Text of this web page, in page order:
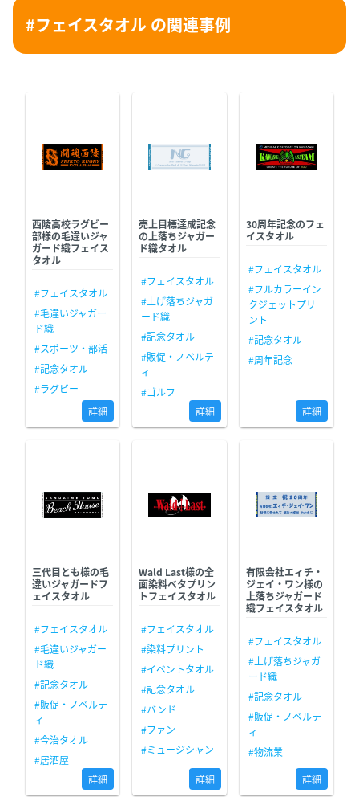
#フェイスタオル の関連事例
西陵高校ラグビー
部様の毛違いジャ
ガード織フェイス
タオル
#フェイスタオル
#毛違いジャガー
ド織
#スポーツ・部活
#記念タオル
#ラグビー
詳細
売上目標達成記念
の上落ちジャガー
ド織タオル
#フェイスタオル
#上げ落ちジャガ
ード織
#記念タオル
#販促・ノベルテ
ィ
#ゴルフ
詳細
30周年記念のフェ
イスタオル
#フェイスタオル
#フルカラーイン
クジェットプリ
ント
#記念タオル
#周年記念
詳細
三代目とも様の毛
違いジャガードフ
ェイスタオル
#フェイスタオル
#毛違いジャガー
ド織
#記念タオル
#販促・ノベルテ
ィ
#今治タオル
#居酒屋
詳細
Wald Last様の全
面染料ベタプリン
トフェイスタオル
#フェイスタオル
#染料プリント
#イベントタオル
#記念タオル
#バンド
#ファン
#ミュージシャン
詳細
有限会社エィチ・
ジェイ・ワン様の
上落ちジャガード
織フェイスタオル
#フェイスタオル
#上げ落ちジャガ
ード織
#記念タオル
#販促・ノベルテ
ィ
#物流業
詳細